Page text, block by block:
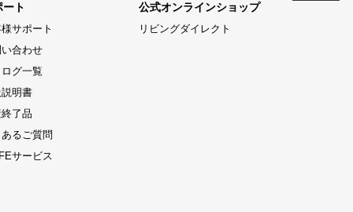
ート
サポート
合わせ
グ一覧
明書
了品
るご質問
サービス
公式オンラインショップ
リビングダイレクト